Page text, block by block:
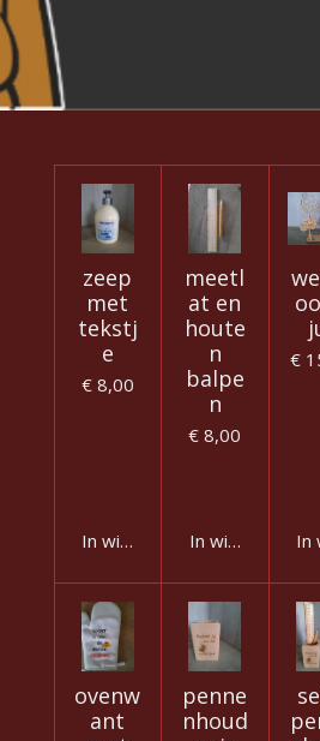
zeep
met
tekstj
e
€ 8,00
In winkelwagen
meetl
at en
houte
n
balpe
n
€ 8,00
In winkelwagen
€
In
ovenw
ant
penne
nhoud